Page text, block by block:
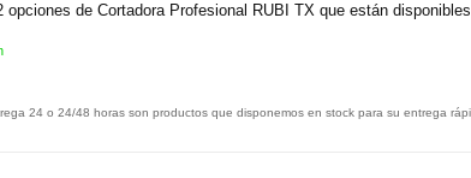
de Cortadora Profesional RUBI TX que están
24 o 24/48 horas son productos que disponemos en stock para su entrega